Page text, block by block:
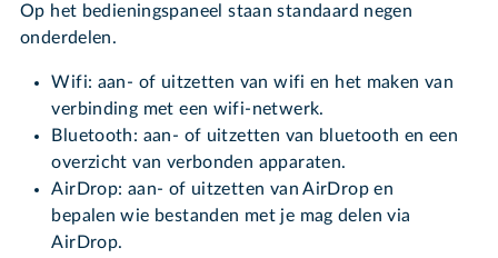
Op het bedieningspaneel staan standaard negen
onderdelen.
Wifi: aan- of uitzetten van wifi en het maken van
verbinding met een wifi-netwerk.
Bluetooth: aan- of uitzetten van bluetooth en een
overzicht van verbonden apparaten.
AirDrop: aan- of uitzetten van AirDrop en
bepalen wie bestanden met je mag delen via
AirDrop.